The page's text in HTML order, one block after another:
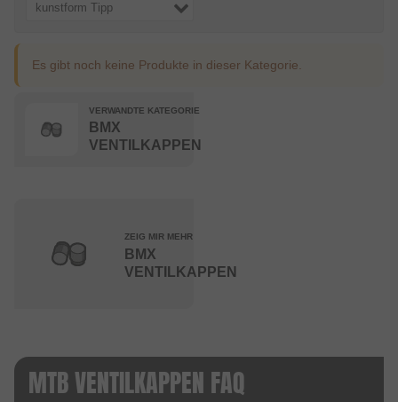
kunstform Tipp
Es gibt noch keine Produkte in dieser Kategorie.
VERWANDTE KATEGORIE
BMX
VENTILKAPPEN
ZEIG MIR MEHR
BMX
VENTILKAPPEN
MTB VENTILKAPPEN FAQ